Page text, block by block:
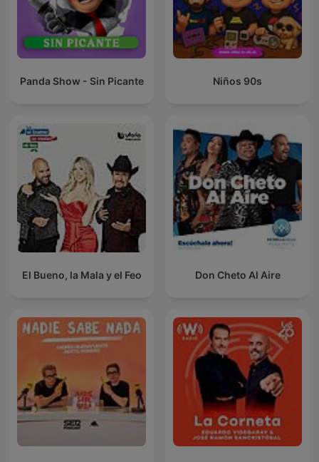
Panda Show - Sin Picante Niños 90s
El Bueno, la Mala y el Feo Don Cheto Al Aire